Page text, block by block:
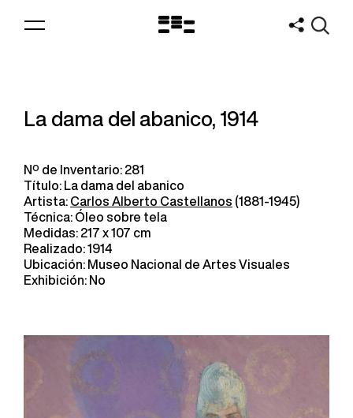
Logo
La dama del abanico, 1914
Nº de Inventario: 281
Título: La dama del abanico
Artista: Carlos Alberto Castellanos (1881-1945)
Técnica: Óleo sobre tela
Medidas: 217 x 107 cm
Realizado: 1914
Ubicación: Museo Nacional de Artes Visuales
Exhibición: No